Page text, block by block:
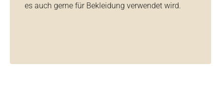
es auch gerne für Bekleidung verwendet wird.